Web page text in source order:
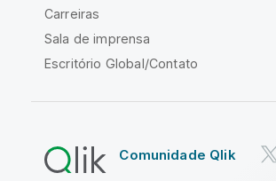
Carreiras
Sala de imprensa
Escritório Global/Contato
Comunidade Qlik